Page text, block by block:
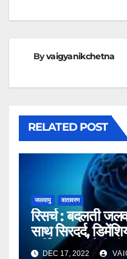
Byvaigyanikchetna
RELATED POST
जलवायु वातावरण
रिसर्च : बदलती
साथ सिरदर्द,
पार्किनसन्स जैसी
DEC 17, 2022